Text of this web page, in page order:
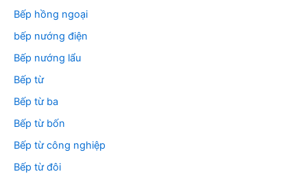
Bếp hồng ngoại
bếp nướng điện
Bếp nướng lẩu
Bếp từ
Bếp từ ba
Bếp từ bốn
Bếp từ công nghiệp
Bếp từ đôi